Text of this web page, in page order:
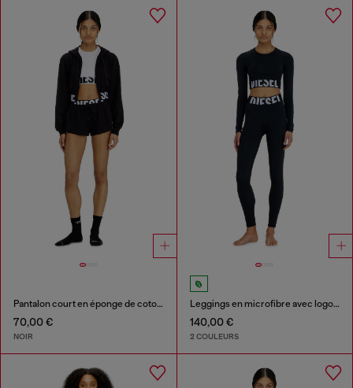
Pantalon court en éponge de coton avec logo Diesel
70,00 €
NOIR
Leggings en microfibre avec logo tronqué
140,00 €
2 COULEURS